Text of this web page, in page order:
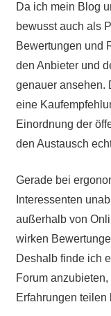
Da ich mein Blog
bewusst auch als
Bewertungen und
den Anbieter und
genauer ansehen.
eine
Einordnung der
den Austausch
Gerade bei
Interessenten
außerhalb von
wirken
Deshalb finde ich
Forum
Erfahrungen teilen